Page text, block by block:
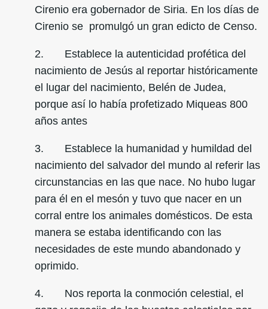
Cirenio era gobernador de Siria. En los días de
Cirenio se promulgó un gran edicto de Censo.
2. Establece la autenticidad profética del
nacimiento de Jesús al reportar históricamente
el lugar del nacimiento, Belén de Judea,
porque así lo había profetizado Miqueas 800
años antes
3. Establece la humanidad y humildad del
nacimiento del salvador del mundo al referir las
circunstancias en las que nace. No hubo lugar
para él en el mesón y tuvo que nacer en un
corral entre los animales domésticos. De esta
manera se estaba identificando con las
necesidades de este mundo abandonado y
oprimido.
4. Nos reporta la conmoción celestial, el